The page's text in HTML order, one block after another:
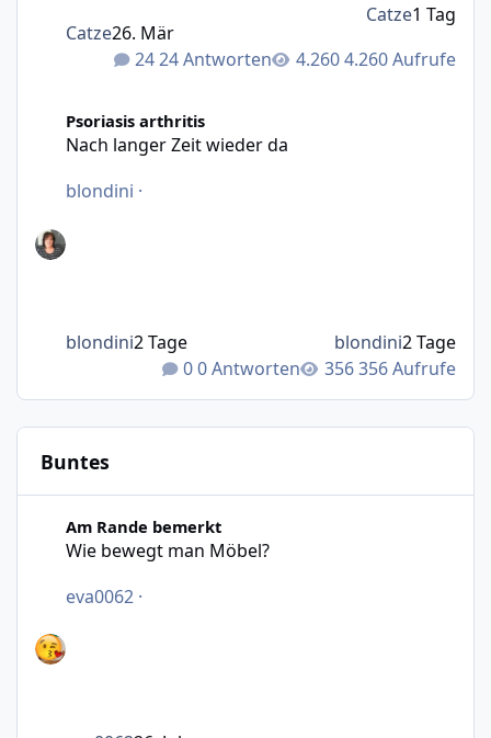
24 Antworten 4.260 Aufrufe
Catze26. Mär
Catze1 Tag
Psoriasis arthritis
Nach langer Zeit wieder da
blondini ·
0 Antworten 356 Aufrufe
blondini2 Tage blondini2 Tage
Buntes
Am Rande bemerkt
Wie bewegt man Möbel?
eva0062 ·